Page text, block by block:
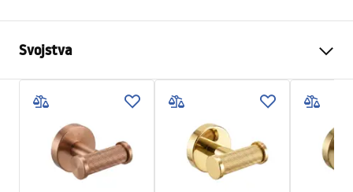
Svojstva
Način montaže
Na vijke
50mm